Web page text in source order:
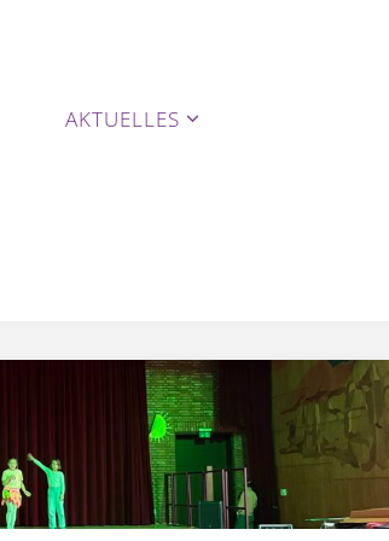
AKTUELLES